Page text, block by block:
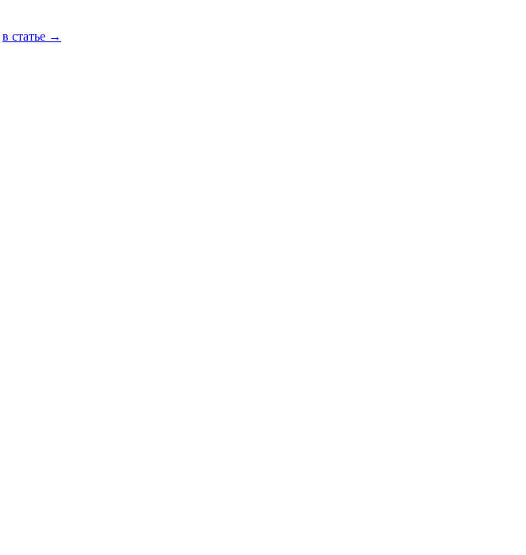
в статье →